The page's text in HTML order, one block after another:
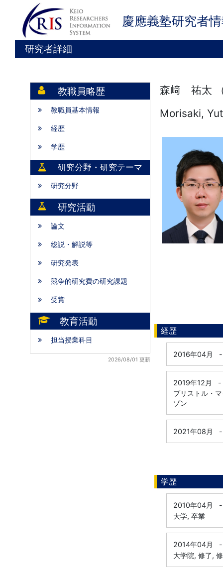
慶應義塾研究者
研究者詳細
教職員略歴
教職員基本情報
経歴
学歴
研究分野・研究テーマ
研究分野
研究活動
論文
総説・解説等
研究発表
競争的研究費の研究課題
受賞
教育活動
担当授業科目
2026/08/01 更新
森﨑 祐太
Morisaki,
経歴
2016年04月 -
2019年12月
-
ブリストル・
ゾン
2021年08月 -
学歴
2010年04月
-
大学, 卒業
2014年04月
-
大学院, 修了,